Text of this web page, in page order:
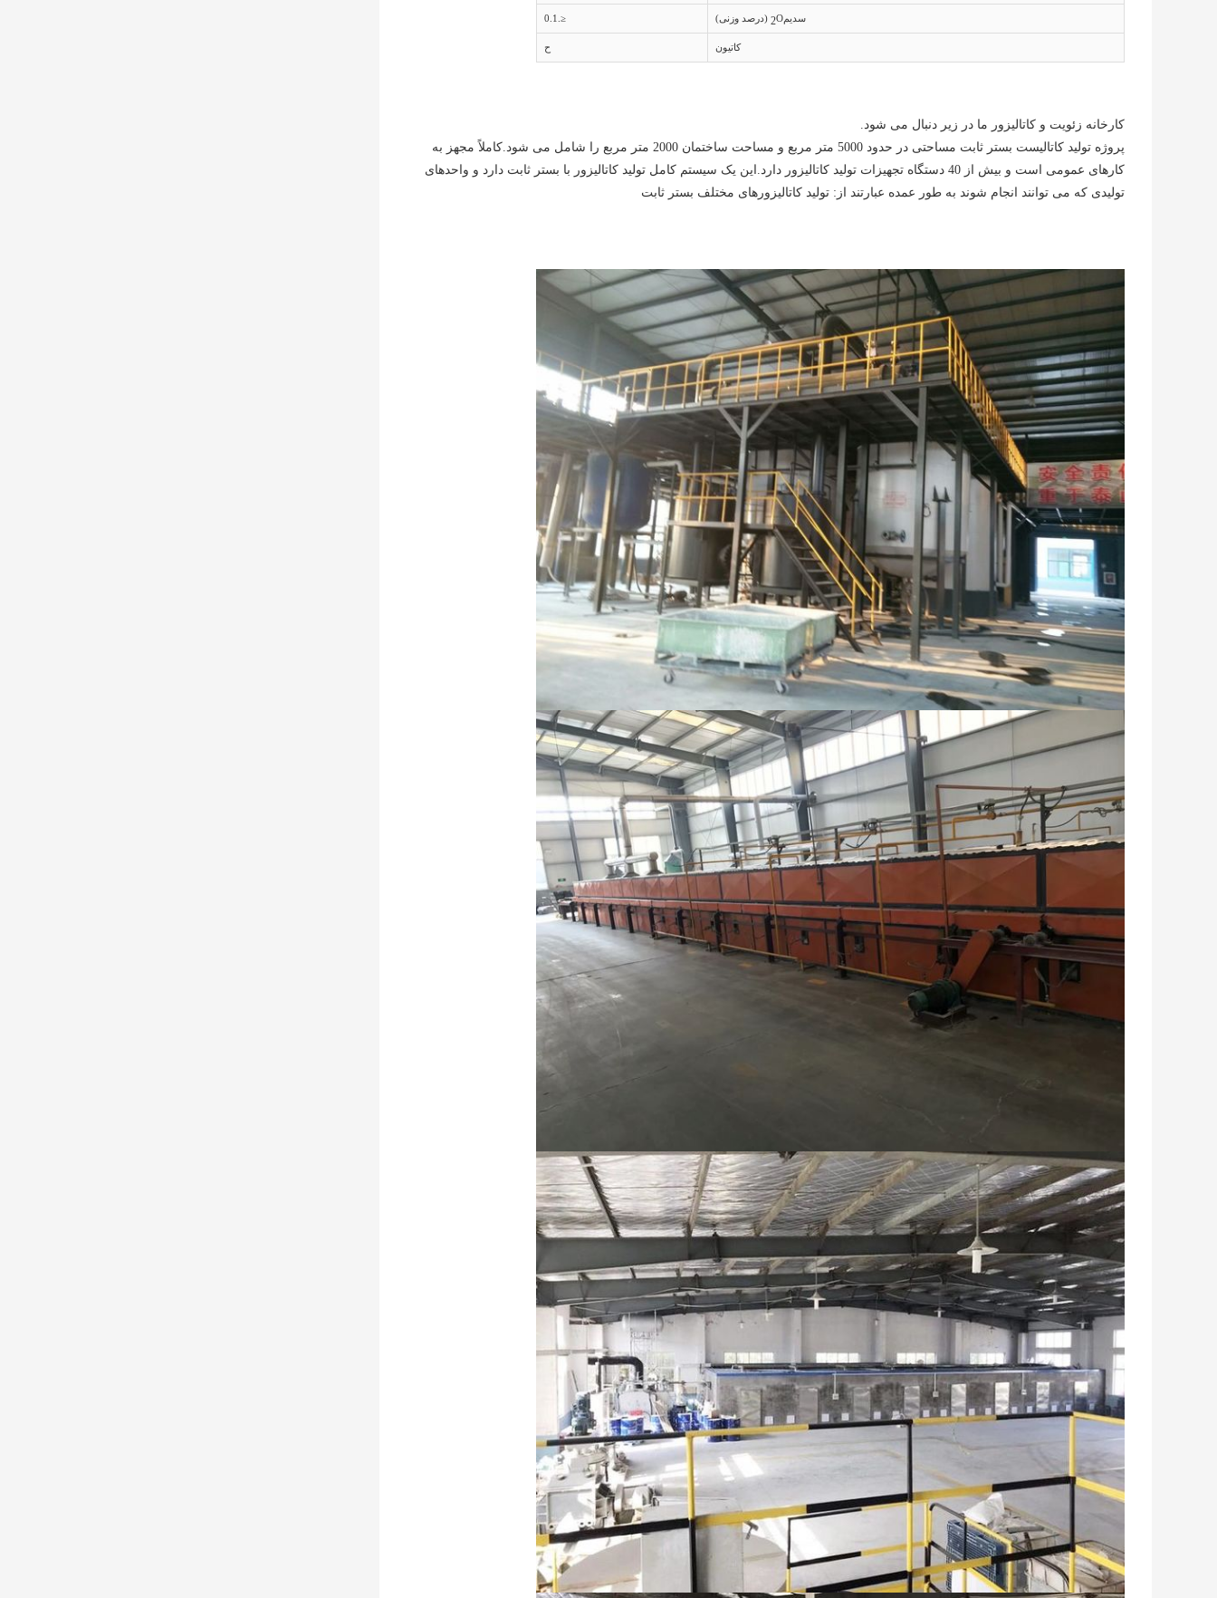
سدیم 2O (درصد وزنی) ≤.0.1
کاتیون ح
کارخانه زئویت و کاتالیزور ما در زیر دنبال می شود.
پروژه تولید کاتالیست بستر ثابت مساحتی در حدود 5000 متر مربع و مساحت ساختمان 2000 متر مربع را شامل می شود.کاملاً مجهز به
کارهای عمومی است و بیش از 40 دستگاه تجهیزات تولید کاتالیزور دارد.این یک سیستم کامل تولید کاتالیزور با بستر ثابت دارد و واحدهای
تولیدی که می توانند انجام شوند به طور عمده عبارتند از: تولید کاتالیزورهای مختلف بستر ثابت